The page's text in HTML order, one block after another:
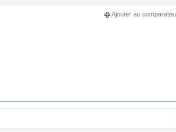
Ajouter au